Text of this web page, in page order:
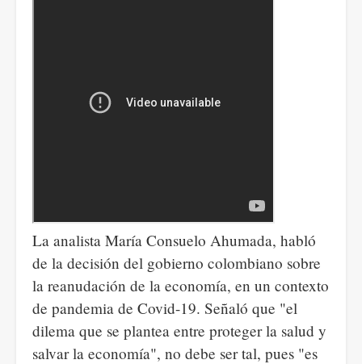
COVID-
La analista María Consuelo Ahumada, habló
de la decisión del gobierno colombiano sobre
la reanudación de la economía, en un contexto
de pandemia de Covid-19. Señaló que "el
dilema que se plantea entre proteger la salud y
salvar la economía", no debe ser tal, pues "es